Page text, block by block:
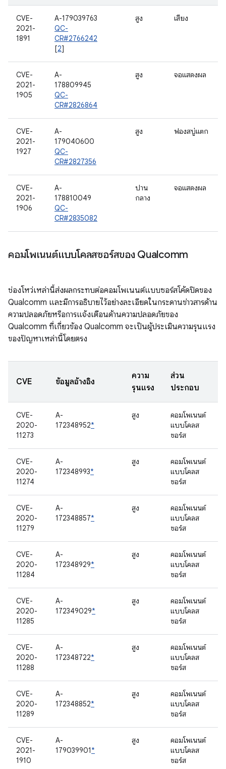
CVE-
2021-
1891
A-179039763
QC-
CR#2766242
[2]
สูง เสียง
CVE-
2021-
1905
A-
178809945
QC-
CR#2826864
สูง จอแสดงผล
CVE-
2021-
1927
A-
179040600
QC-
CR#2827356
สูง ฟองสบู่แตก
CVE-
2021-
1906
A-
178810049
QC-
CR#2835082
ปาน
กลาง
จอแสดงผล
คอมโพเนนต์แบบโคลสซอร์สของ Qualcomm
ช่องโหว่เหล่านี้ส่งผลกระทบต่อคอมโพเนนต์แบบซอร์สโค้ดปิดของ
Qualcomm และมีการอธิบายไว้อย่างละเอียดในกระดานข่าวสารด้าน
ความปลอดภัยหรือการแจ้งเตือนด้านความปลอดภัยของ
Qualcomm ที่เกี่ยวข้อง Qualcomm จะเป็นผู้ประเมินความรุนแรง
ของปัญหาเหล่านี้โดยตรง
CVE ข้อมูลอ้างอิง
ความ
รุนแรง
ส่วน
ประกอบ
CVE-
2020-
11273
A-
172348952*
สูง
คอมโพเนนต์
แบบโคลส
ซอร์ส
CVE-
2020-
11274
A-
172348993*
สูง
คอมโพเนนต์
แบบโคลส
ซอร์ส
CVE-
2020-
11279
A-
172348857*
สูง
คอมโพเนนต์
แบบโคลส
ซอร์ส
CVE-
2020-
11284
A-
172348929*
สูง
คอมโพเนนต์
แบบโคลส
ซอร์ส
CVE-
2020-
11285
A-
172349029*
สูง
คอมโพเนนต์
แบบโคลส
ซอร์ส
CVE-
2020-
11288
A-
172348722*
สูง
คอมโพเนนต์
แบบโคลส
ซอร์ส
CVE-
2020-
11289
A-
172348852*
สูง
คอมโพเนนต์
แบบโคลส
ซอร์ส
CVE-
2021-
1910
A-
179039901*
สูง
คอมโพเนนต์
แบบโคลส
ซอร์ส